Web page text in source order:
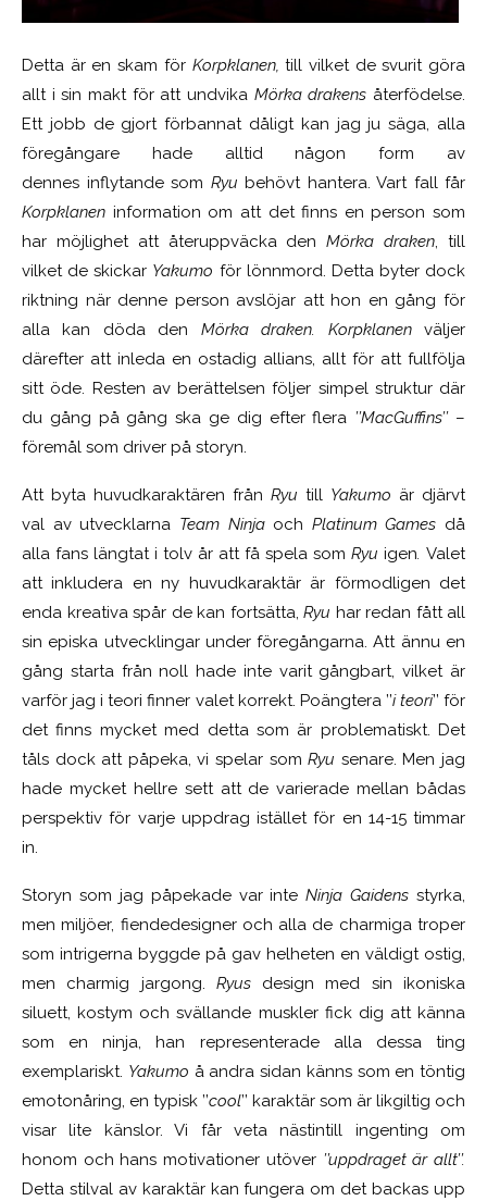
Detta är en skam för Korpklanen, till vilket de svurit göra
allt i sin makt för att undvika Mörka drakens återfödelse.
Ett jobb de gjort förbannat dåligt kan jag ju säga, alla
föregångare hade alltid någon form av
dennes inflytande som Ryu behövt hantera. Vart fall får
Korpklanen information om att det finns en person som
har möjlighet att återuppväcka denMörka draken, till
vilket de skickar Yakumo för lönnmord. Detta byter dock
riktning när denne person avslöjar att hon en gång för
alla kan döda den Mörka draken. Korpklanenväljer
därefter att inleda en ostadig allians, allt för att fullfölja
sitt öde. Resten av berättelsen följer simpel struktur där
du gång på gång ska ge dig efter flera ’’MacGuffins’’–
föremål som driver på storyn.
Att byta huvudkaraktären från Ryu till Yakumo är djärvt
val av utvecklarna Team Ninjaoch Platinum Games då
alla fans längtat i tolv år att få spela som Ryu igen. Valet
att inkludera en ny huvudkaraktär är förmodligen det
enda kreativa spår de kan fortsätta, Ryu har redan fått all
sin episka utvecklingar under föregångarna. Att ännu en
gång starta från noll hade inte varit gångbart, vilket är
varför jag i teori finner valet korrekt. Poängtera ’’i teori’’ för
det finns mycket med detta som är problematiskt. Det
tåls dock att påpeka, vi spelar somRyu senare. Men jag
hade mycket hellre sett att de varierade mellan bådas
perspektiv för varje uppdrag istället för en 14-15 timmar
in.
Storyn som jag påpekade var inteNinja Gaidens styrka,
men miljöer, fiendedesigner och alla de charmiga troper
som intrigerna byggde på gav helheten en väldigt ostig,
men charmig jargong. Ryus design med sin ikoniska
siluett, kostym och svällande muskler fick dig att känna
som en ninja, han representerade alla dessa ting
exemplariskt. Yakumo å andra sidan känns som en töntig
emotonåring, en typisk ’’cool’’ karaktär som är likgiltig och
visar lite känslor. Vi får veta nästintill ingenting om
honom och hans motivationer utöver ’’uppdraget är allt’’.
Detta stilval av karaktär kan fungera om det backas upp